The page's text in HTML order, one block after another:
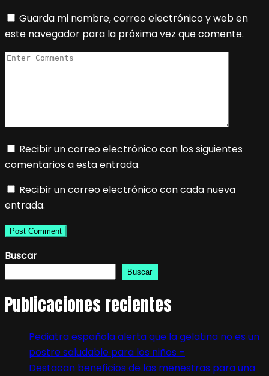
Guarda mi nombre, correo electrónico y web en
este navegador para la próxima vez que comente.
Recibir un correo electrónico con los siguientes
comentarios a esta entrada.
Recibir un correo electrónico con cada nueva
entrada.
Buscar
Buscar
Publicaciones recientes
Pediatra española alerta que la gelatina no es un
postre saludable para los niños –
Destacan beneficios de las menestras para una